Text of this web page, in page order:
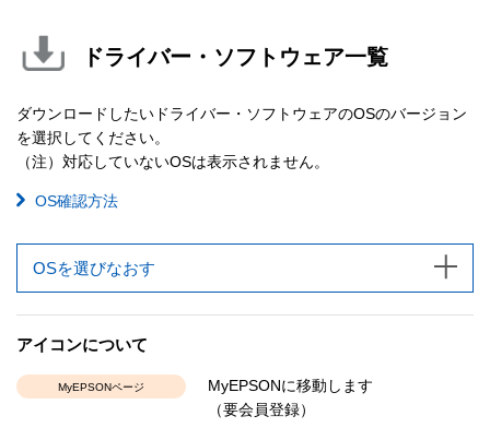
ドライバー・ソフトウェア一覧
ダウンロードしたいドライバー・ソフトウェアのOSのバージョン
を選択してください。
（注）対応していないOSは表示されません。
OS確認方法
OSを選びなおす
アイコンについて
MyEPSONページ
MyEPSONに移動します
（要会員登録）